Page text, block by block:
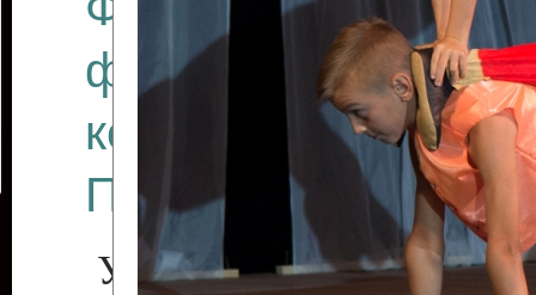
фестиваля
коллективов
Приднестровского
Участники фестиваля: